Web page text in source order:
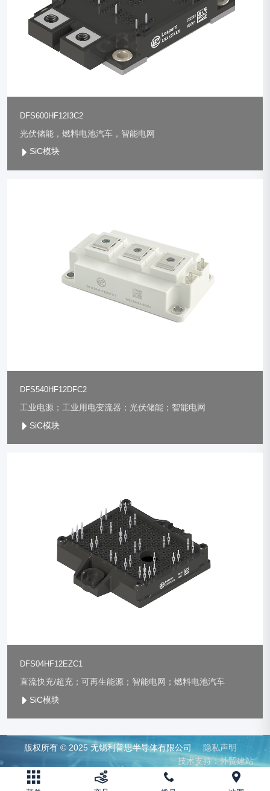
DFS600HF12I3C2
光伏储能，燃料电池汽车，智能电网
SiC模块
DFS540HF12DFC2
工业电源；工业用电变流器；光伏储能；智能电网
SiC模块
DFS04HF12EZC1
直流快充/超充；可再生能源；智能电网；燃料电池汽车
SiC模块
版权所有 © 2025 无锡利普思半导体有限公司
隐私声明
技术支持：外贸建站